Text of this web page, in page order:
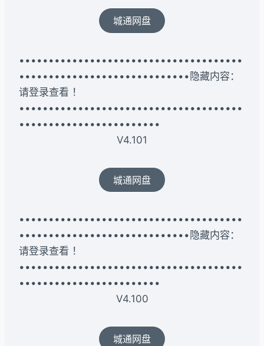
城通网盘
••••••••••••••••••••••••••••••••••••••
•••••••••••••••••••••••••••••隐藏内容：
请登录查看 ！
••••••••••••••••••••••••••••••••••••••
••••••••••••••••••••••••
V4.101
城通网盘
••••••••••••••••••••••••••••••••••••••
•••••••••••••••••••••••••••••隐藏内容：
请登录查看 ！
••••••••••••••••••••••••••••••••••••••
••••••••••••••••••••••••
V4.100
城通网盘